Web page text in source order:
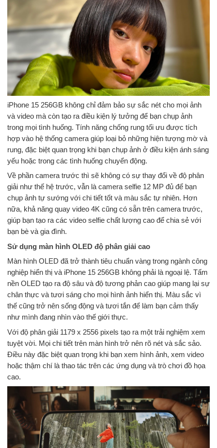
iPhone 15 256GB không chỉ đảm bảo sự sắc nét cho mọi ảnh
và video mà còn tạo ra điều kiện lý tưởng để bạn chụp ảnh
trong mọi tình huống. Tính năng chống rung tối ưu được tích
hợp vào hệ thống camera giúp loại bỏ những hiện tượng mờ và
rung, đặc biệt quan trọng khi bạn chụp ảnh ở điều kiện ánh sáng
yếu hoặc trong các tình huống chuyển động.
Về phần camera trước thì sẽ không có sự thay đổi về độ phân
giải như thế hệ trước, vẫn là camera selfie 12 MP đủ để bạn
chụp ảnh tự sướng với chi tiết tốt và màu sắc tự nhiên. Hơn
nữa, khả năng quay video 4K cũng có sẵn trên camera trước,
giúp bạn tạo ra các video selfie chất lượng cao để chia sẻ với
bạn bè và gia đình.
Sử dụng màn hình OLED độ phân giải cao
Màn hình OLED đã trở thành tiêu chuẩn vàng trong ngành công
nghiệp hiển thị và iPhone 15 256GB không phải là ngoại lệ. Tấm
nền OLED tạo ra độ sâu và độ tương phản cao giúp mang lại sự
chân thực và tươi sáng cho mọi hình ảnh hiển thị. Màu sắc vì
thế cũng trở nên sống động và tươi tắn để làm bạn cảm thấy
như mình đang nhìn vào thế giới thực.
Với độ phân giải 1179 x 2556 pixels tạo ra một trải nghiệm xem
tuyệt vời. Mọi chi tiết trên màn hình trở nên rõ nét và sắc sảo.
Điều này đặc biệt quan trọng khi bạn xem hình ảnh, xem video
hoặc thậm chí là thao tác trên các ứng dụng và trò chơi đồ họa
cao.